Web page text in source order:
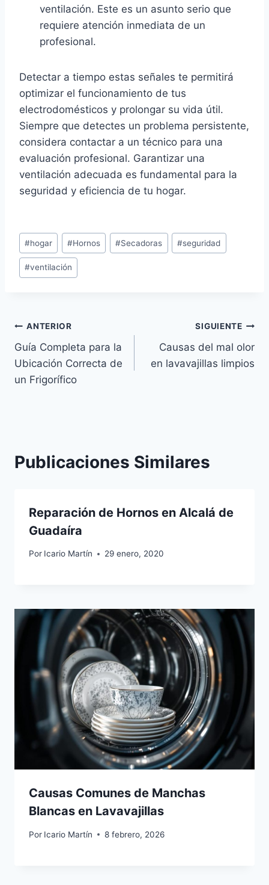
ventilación. Este es un asunto serio que
requiere atención inmediata de un
profesional.
Detectar a tiempo estas señales te permitirá
optimizar el funcionamiento de tus
electrodomésticos y prolongar su vida útil.
Siempre que detectes un problema persistente,
considera contactar a un técnico para una
evaluación profesional. Garantizar una
ventilación adecuada es fundamental para la
seguridad y eficiencia de tu hogar.
Etiquetas
de
la
#hogar #Hornos #Secadoras #seguridad
#ventilación
Navegación
de
entradas
ANTERIOR
Guía Completa para la
Ubicación Correcta de
un Frigorífico
SIGUIENTE
Causas del mal olor
en lavavajillas limpios
Publicaciones Similares
Reparación de Hornos en Alcalá de
Guadaíra
Por Icario Martín 29 enero, 2020
Causas Comunes de Manchas
Blancas en Lavavajillas
Por Icario Martín 8 febrero, 2026